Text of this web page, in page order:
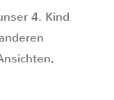
4. Kind